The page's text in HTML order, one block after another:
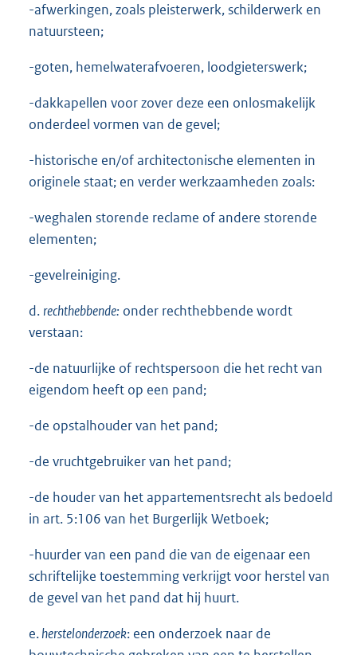
-afwerkingen, zoals pleisterwerk, schilderwerk en
natuursteen;
-goten, hemelwaterafvoeren, loodgieterswerk;
-dakkapellen voor zover deze een onlosmakelijk
onderdeel vormen van de gevel;
-historische en/of architectonische elementen in
originele staat; en verder werkzaamheden zoals:
-weghalen storende reclame of andere storende
elementen;
-gevelreiniging.
d. rechthebbende: onder rechthebbende wordt
verstaan:
-de natuurlijke of rechtspersoon die het recht van
eigendom heeft op een pand;
-de opstalhouder van het pand;
-de vruchtgebruiker van het pand;
-de houder van het appartementsrecht als bedoeld
in art. 5:106 van het Burgerlijk Wetboek;
-huurder van een pand die van de eigenaar een
schriftelijke toestemming verkrijgt voor herstel van
de gevel van het pand dat hij huurt.
e.herstelonderzoek: een onderzoek naar de